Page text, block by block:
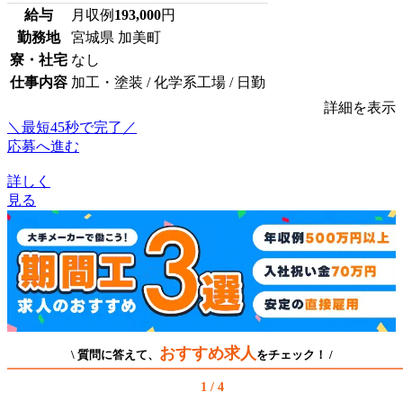
給与 月収例 193,000円
勤務地
宮城県 加美町
寮・社宅 なし
仕事内容 加工・塗装 / 化学系工場 / 日勤
詳細を表示
＼最短45秒で完了／
応募へ進む
詳しく
見る
\ 質問に答えて、 おすすめ求人 をチェック！ /
1 / 4